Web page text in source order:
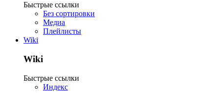
Быстрые ссылки
Без сортировки
Медиа
Плейлисты
Wiki
Wiki
Быстрые ссылки
Индекс